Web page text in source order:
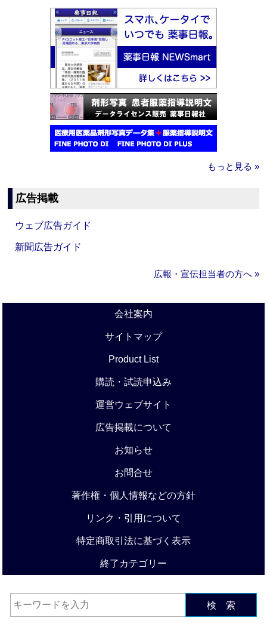
もっと見る »
広告掲載
ウェブ広告ガイド
新聞広告ガイド
広報・宣伝担当者の方へ »
会社案内
サイトマップ
Product List
購読・試読申込み
運営ウェブサイト
広告掲載について
お知らせ
お問合せ
著作権・個人情報などの方針
リンク・引用について
特定商取引法に基づく表示
終了カテゴリー
検 索